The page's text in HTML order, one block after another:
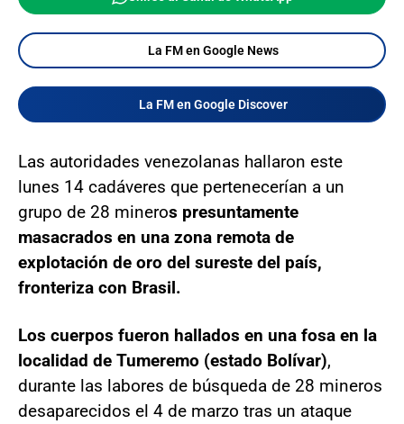
La FM en Google News
La FM en Google Discover
Las autoridades venezolanas hallaron este
lunes 14 cadáveres que pertenecerían a un
grupo de 28 mineros presuntamente
masacrados en una zona remota de
explotación de oro del sureste del país,
fronteriza con Brasil.
Los cuerpos fueron hallados en una fosa en la
localidad de Tumeremo (estado Bolívar),
durante las labores de búsqueda de 28 mineros
desaparecidos el 4 de marzo tras un ataque